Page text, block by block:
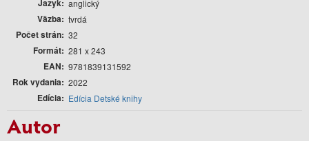
anglický
Väzba tvrdá
Počet strán 32
Formát 281 x 243
EAN 9781839131592
Rok vydania 2022
Edícia Edícia Detské knihy
Autor